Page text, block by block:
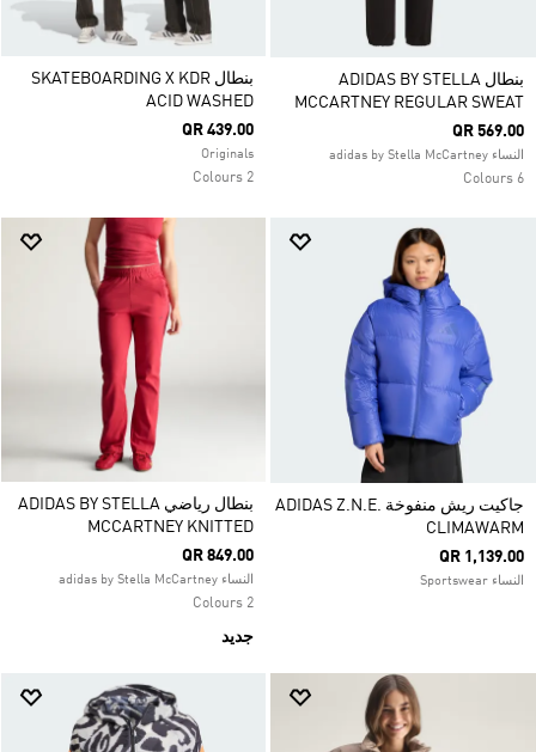
بنطال ADIDAS BY STELLA
MCCARTNEY REGULAR SWEAT
QR 569.00
النساء adidas by Stella McCartney
6 Colours
بنطال SKATEBOARDING X KDR
ACID WASHED
QR 439.00
Originals
2 Colours
جاكيت ريش منفوخة ADIDAS Z.N.E.
CLIMAWARM
QR 1,139.00
النساء Sportswear
بنطال رياضي ADIDAS BY STELLA
MCCARTNEY KNITTED
QR 849.00
النساء adidas by Stella McCartney
2 Colours
جديد